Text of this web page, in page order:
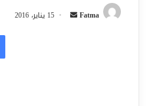
Fatma
أرسل 15 يناير، 2016